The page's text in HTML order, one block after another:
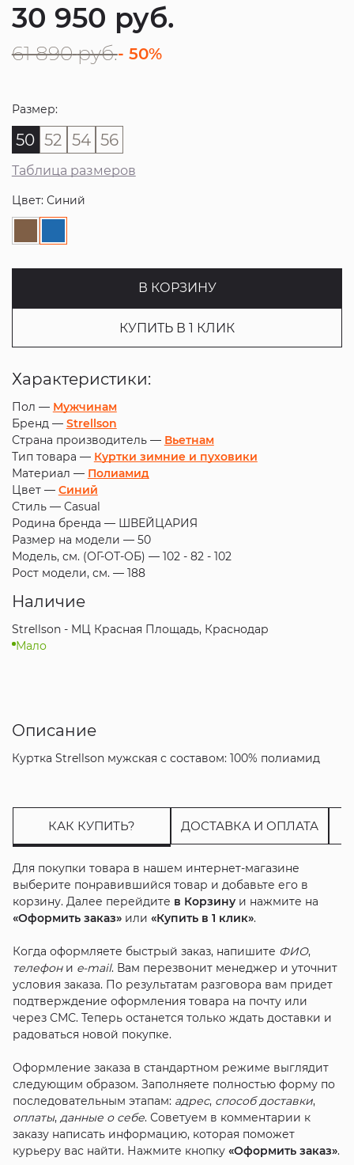
30 950 руб.
61 890 руб.- 50%
Размер:
50 52 54 56
Таблица размеров
Цвет: Синий
В КОРЗИНУ
КУПИТЬ В 1 КЛИК
Характеристики:
Пол — Мужчинам
Бренд — Strellson
Страна производитель — Вьетнам
Тип товара — Куртки зимние и пуховики
Материал — Полиамид
Цвет — Синий
Стиль — Casual
Родина бренда — ШВЕЙЦАРИЯ
Размер на модели — 50
Модель, см. (ОГ-ОТ-ОБ) — 102 - 82 - 102
Рост модели, см. — 188
Наличие
Strellson - МЦ Красная Площадь, Краснодар
Мало
Описание
Куртка Strellson мужская с составом: 100% полиамид
КАК КУПИТЬ? ДОСТАВКА И ОПЛАТА
Для покупки товара в нашем интернет-магазине
выберите понравившийся товар и добавьте его в
корзину. Далее перейдите в Корзинуи нажмите на
«Оформить заказ»или «Купить в 1 клик».
Когда оформляете быстрый заказ, напишите ФИО,
телефони e-mail. Вам перезвонит менеджер и уточнит
условия заказа. По результатам разговора вам придет
подтверждение оформления товара на почту или
через СМС. Теперь останется только ждать доставки и
радоваться новой покупке.
Оформление заказа в стандартном режиме выглядит
следующим образом. Заполняете полностью форму по
последовательным этапам: адрес, способ доставки,
оплаты, данные о себе. Советуем в комментарии к
заказу написать информацию, которая поможет
курьеру вас найти. Нажмите кнопку «Оформить заказ».